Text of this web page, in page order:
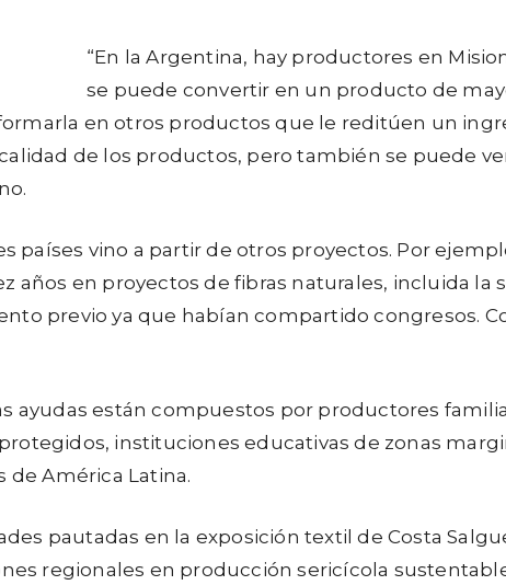
“En la Argentina, hay productores en
se puede convertir en un producto de
en otros productos que le reditúen un
de los productos, pero también se puede
países vino a partir de otros proyectos. Por
años en proyectos de fibras naturales, incluida
previo ya que habían compartido congresos.
ayudas están compuestos por productores
instituciones educativas de zonas
de América Latina.
pautadas en la exposición textil de Costa
regionales en producción sericícola